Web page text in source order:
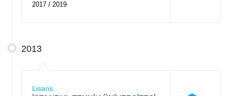
2017 / 2019
2013
Lisans